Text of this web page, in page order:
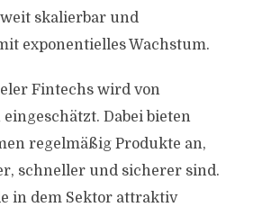
skalierbar und
exponentielles Wachstum.
Fintechs wird von
Dabei bieten
regelmäßig Produkte an,
schneller und sicherer sind.
in dem Sektor attraktiv